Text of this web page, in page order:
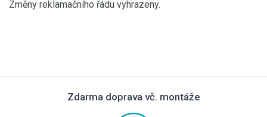
Změny reklamačního řádu vyhrazeny.
Zdarma doprava vč. montáže